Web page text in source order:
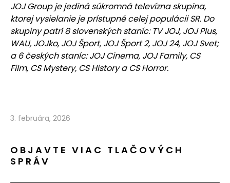
JOJ Group je jediná súkromná televízna skupina,
ktorej vysielanie je prístupné celej populácii SR. Do
skupiny patrí 8 slovenských staníc: TV JOJ, JOJ Plus,
WAU, JOJko, JOJ Šport, JOJ Šport 2, JOJ 24, JOJ Svet;
a 6 českých staníc: JOJ Cinema, JOJ Family, CS
Film, CS Mystery, CS History a CS Horror.
3. februára, 2026
OBJAVTE VIAC TLAČOVÝCH
SPRÁV